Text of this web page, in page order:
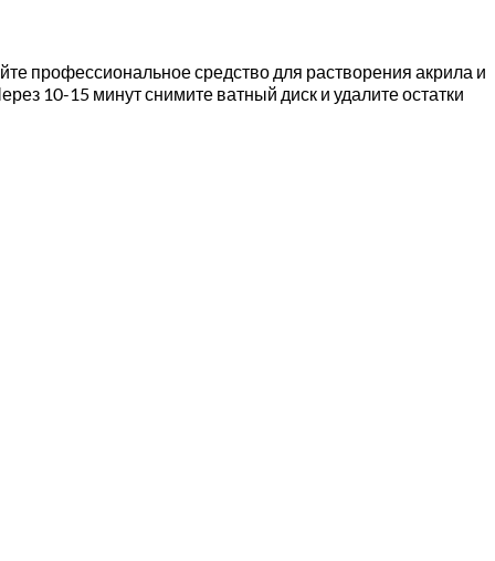
профессиональное средство для растворения акрила и
10-15 минут снимите ватный диск и удалите остатки